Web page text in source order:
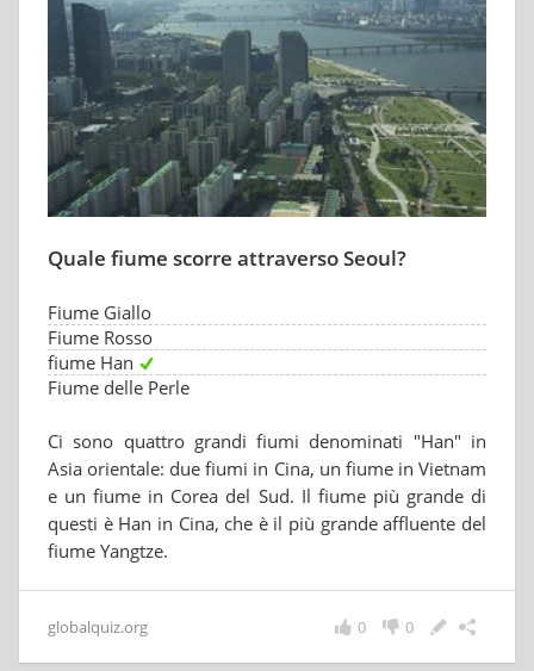
Quale fiume scorre attraverso Seoul?
Fiume Giallo
Fiume Rosso
fiume Han
Fiume delle Perle
Ci sono quattro grandi fiumi denominati "Han" in
Asia orientale: due fiumi in Cina, un fiume in Vietnam
e un fiume in Corea del Sud. Il fiume più grande di
questi è Han in Cina, che è il più grande affluente del
fiume Yangtze.
globalquiz.org 0
0